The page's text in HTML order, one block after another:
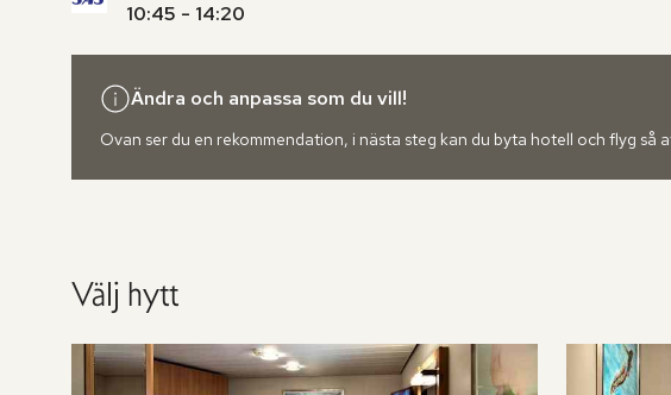
10:45 - 14:20
Ändra och anpassa som du vill!
Ovan ser du en rekommendation, i nästa steg kan du byta hotell och flyg så
Välj hytt